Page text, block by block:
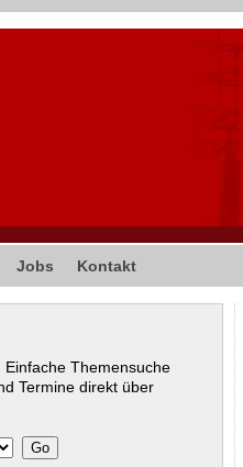
Jobs Kontakt
Themensuche
Termine direkt über